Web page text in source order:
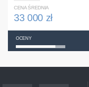
CENA ŚREDNIA
33 000 zł
OCENY